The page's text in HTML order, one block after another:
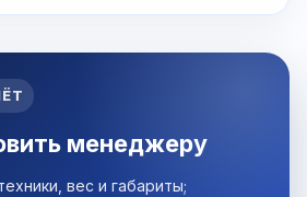
менеджеру
вес и габариты;